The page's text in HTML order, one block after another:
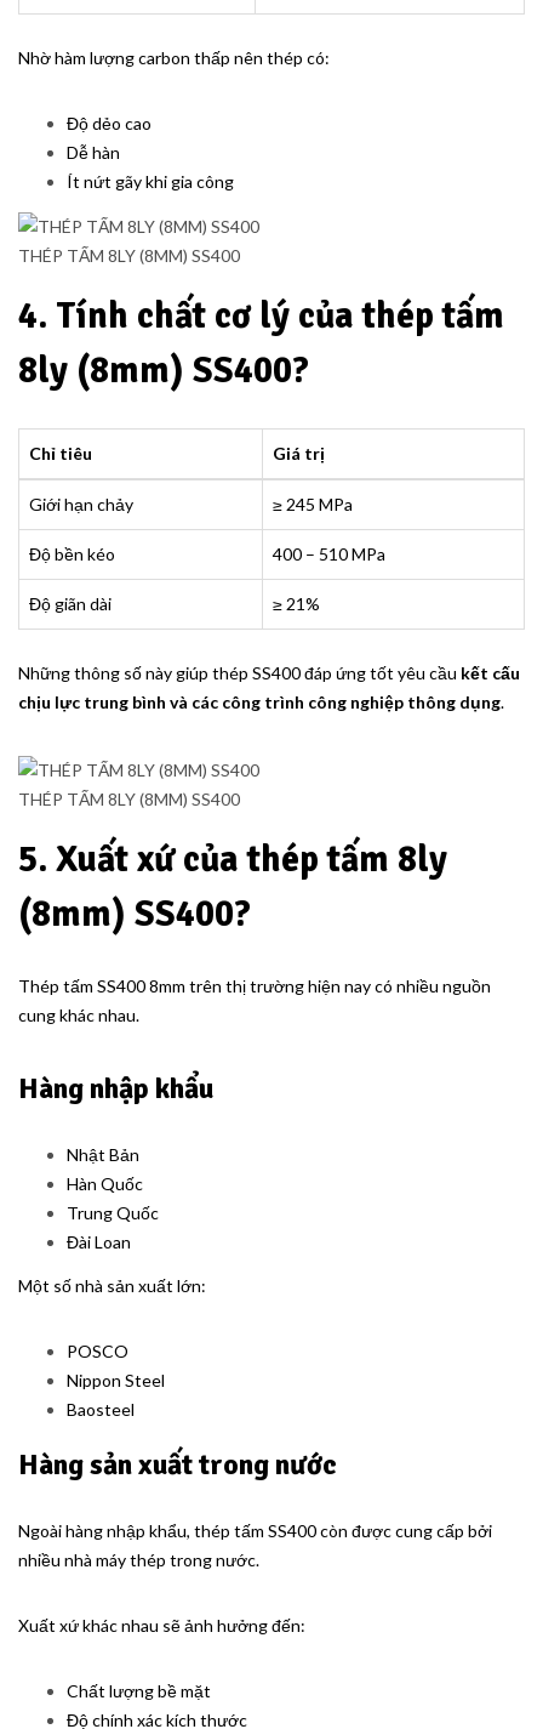
Nhờ hàm lượng carbon thấp nên thép có:
Độ dẻo cao
Dễ hàn
Ít nứt gãy khi gia công
THÉP TẤM 8LY (8MM) SS400
4. Tính chất cơ lý của thép tấm
8ly (8mm) SS400?
Chỉ tiêu Giá trị
Giới hạn chảy ≥ 245 MPa
Độ bền kéo 400 – 510 MPa
Độ giãn dài ≥ 21%
Những thông số này giúp thép SS400 đáp ứng tốt yêu cầu kết cấu
chịu lực trung bình và các công trình công nghiệp thông dụng.
THÉP TẤM 8LY (8MM) SS400
5. Xuất xứ của thép tấm 8ly
(8mm) SS400?
Thép tấm SS400 8mm trên thị trường hiện nay có nhiều nguồn
cung khác nhau.
Hàng nhập khẩu
Nhật Bản
Hàn Quốc
Trung Quốc
Đài Loan
Một số nhà sản xuất lớn:
POSCO
Nippon Steel
Baosteel
Hàng sản xuất trong nước
Ngoài hàng nhập khẩu, thép tấm SS400 còn được cung cấp bởi
nhiều nhà máy thép trong nước.
Xuất xứ khác nhau sẽ ảnh hưởng đến:
Chất lượng bề mặt
Độ chính xác kích thước